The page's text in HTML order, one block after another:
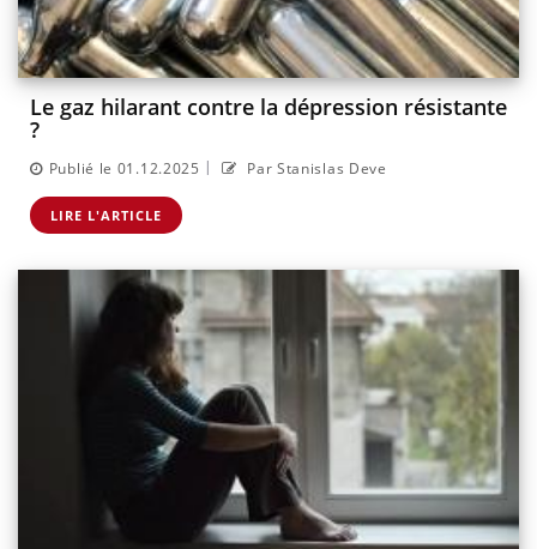
Le gaz hilarant contre la dépression résistante
?
Publié le 01.12.2025 | Par Stanislas Deve
LIRE L'ARTICLE